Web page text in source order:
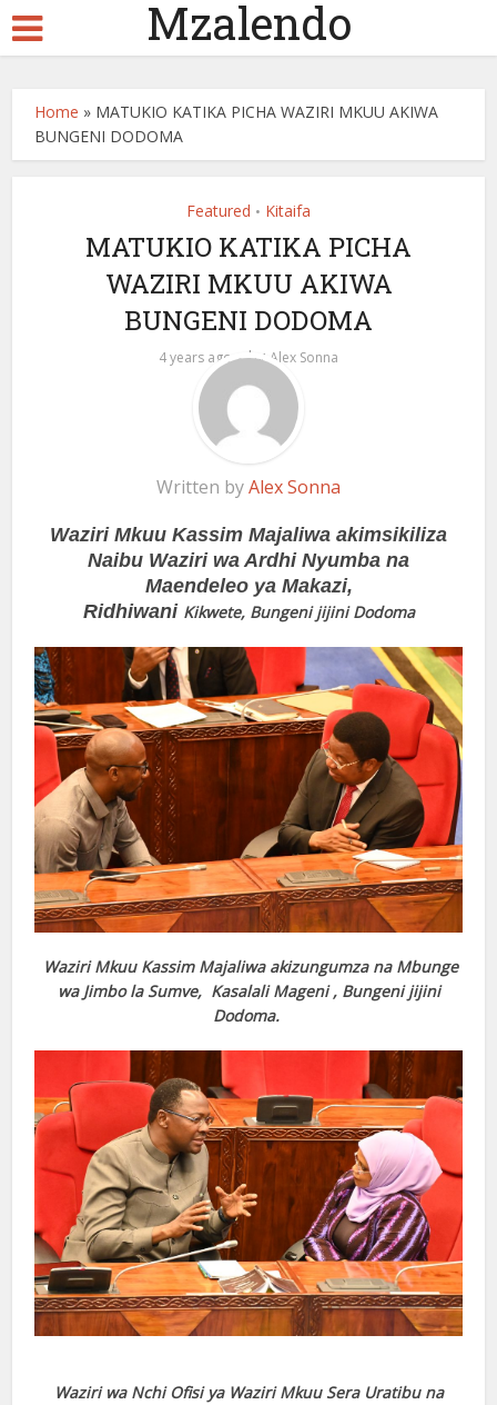
Mzalendo
Home » MATUKIO KATIKA PICHA WAZIRI MKUU AKIWA
BUNGENI DODOMA
Featured • Kitaifa
MATUKIO KATIKA PICHA
WAZIRI MKUU AKIWA
BUNGENI DODOMA
4 years ago by Alex Sonna
Written byAlex Sonna
Waziri Mkuu Kassim Majaliwa akimsikiliza
Naibu Waziri wa Ardhi Nyumba na
Maendeleo ya Makazi,
Ridhiwani Kikwete, Bungenijijini Dodoma
Waziri Mkuu Kassim Majaliwa akizungumza na Mbunge
wa Jimbo la Sumve, Kasalali Mageni , Bungeni jijini
Dodoma.
Waziri wa Nchi Ofisi ya Waziri Mkuu Sera Uratibu na